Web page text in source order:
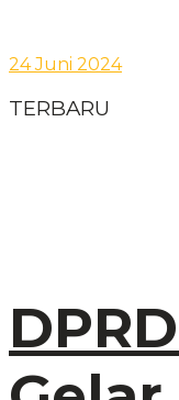
24 Juni 2024
TERBARU